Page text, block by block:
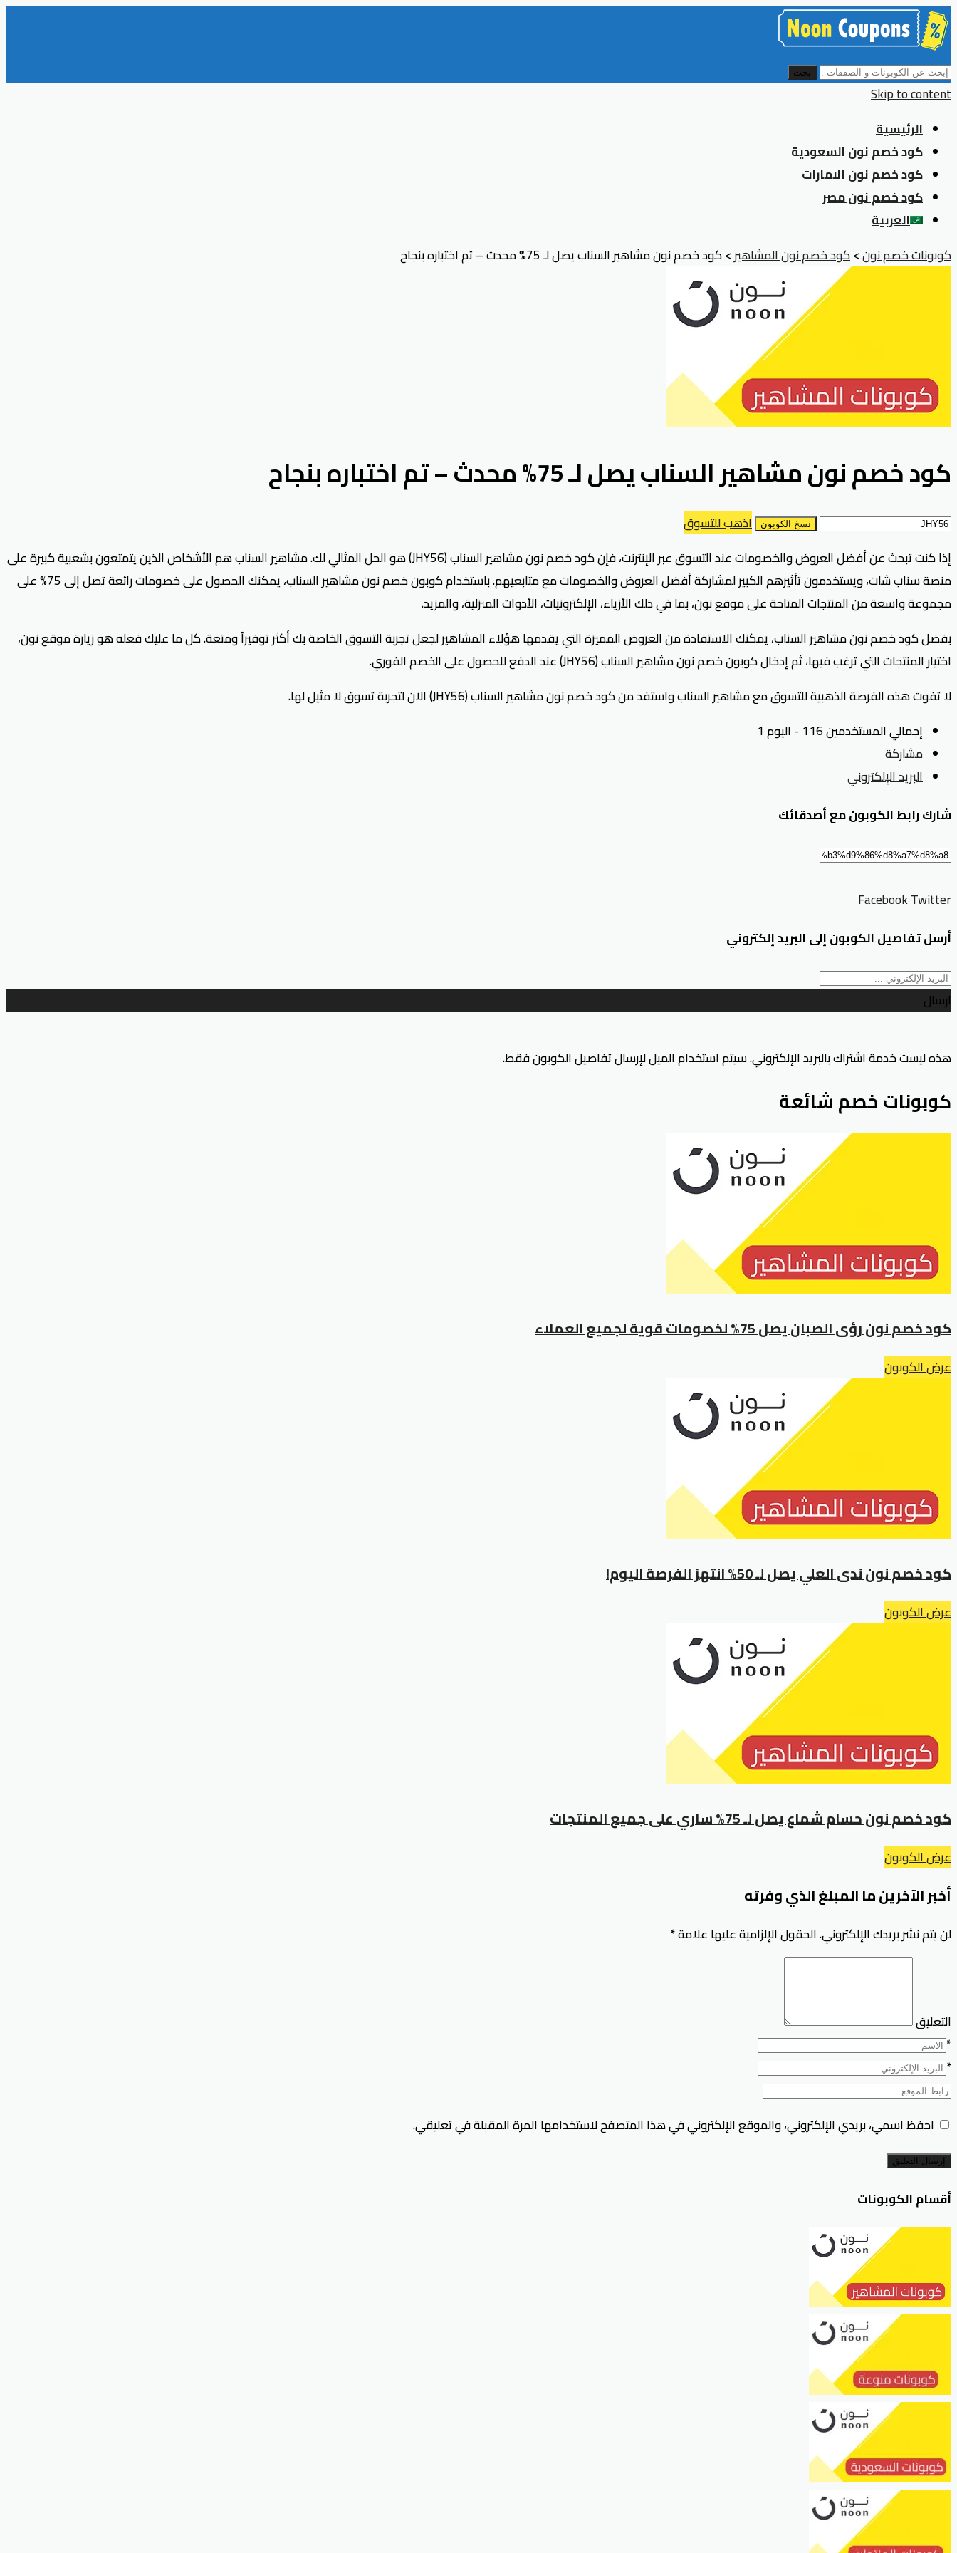
بحث
Skip to content
الرئيسية
كود خصم نون السعودية
كود خصم نون الامارات
كود خصم نون مصر
العربية
كوبونات خصم نون>كود خصم نون المشاهير>كود خصم نون مشاهير السناب يصل لـ 75% محدث – تم اختباره بنجاح
كود خصم نون مشاهير السناب يصل لـ 75% محدث – تم اختباره بنجاح
نسخ الكوبون
اذهب للتسوق
إذا كنت تبحث عن أفضل العروض والخصومات عند التسوق عبر الإنترنت، فإن كود خصم نون مشاهير السناب (JHY56) هو الحل المثالي لك. مشاهير السناب هم الأشخاص الذين يتمتعون بشعبية كبيرة على
منصة سناب شات، ويستخدمون تأثيرهم الكبير لمشاركة أفضل العروض والخصومات مع متابعيهم. باستخدام كوبون خصم نون مشاهير السناب، يمكنك الحصول على خصومات رائعة تصل إلى 75% على
مجموعة واسعة من المنتجات المتاحة على موقع نون، بما في ذلك الأزياء، الإلكترونيات، الأدوات المنزلية، والمزيد.
بفضل كود خصم نون مشاهير السناب، يمكنك الاستفادة من العروض المميزة التي يقدمها هؤلاء المشاهير لجعل تجربة التسوق الخاصة بك أكثر توفيراً ومتعة. كل ما عليك فعله هو زيارة موقع نون،
اختيار المنتجات التي ترغب فيها، ثم إدخال كوبون خصم نون مشاهير السناب (JHY56) عند الدفع للحصول على الخصم الفوري.
لا تفوت هذه الفرصة الذهبية للتسوق مع مشاهير السناب واستفد من كود خصم نون مشاهير السناب (JHY56) الآن لتجربة تسوق لا مثيل لها.
إجمالي المستخدمين 116 - اليوم 1
مشاركة
البريد الإلكتروني
شارك رابط الكوبون مع أصدقائك
FacebookTwitter
أرسل تفاصيل الكوبون إلى البريد إلكتروني
ارسال
هذه ليست خدمة اشتراك بالبريد الإلكتروني. سيتم استخدام الميل لإرسال تفاصيل الكوبون فقط.
كوبونات خصم شائعة
كود خصم نون رؤى الصبان يصل 75% لخصومات قوية لجميع العملاء
عرض الكوبون
كود خصم نون ندى العلي يصل لـ 50% انتهز الفرصة اليوم!
عرض الكوبون
كود خصم نون حسام شماع يصل لـ 75% ساري على جميع المنتجات
عرض الكوبون
أخبر الآخرين ما المبلغ الذي وفرته
لن يتم نشر بريدك الإلكتروني.الحقول الإلزامية عليها علامة*
التعليق
*
*
احفظ اسمي، بريدي الإلكتروني، والموقع الإلكتروني في هذا المتصفح لاستخدامها المرة المقبلة في تعليقي.
إرسال التعليق
أقسام الكوبونات